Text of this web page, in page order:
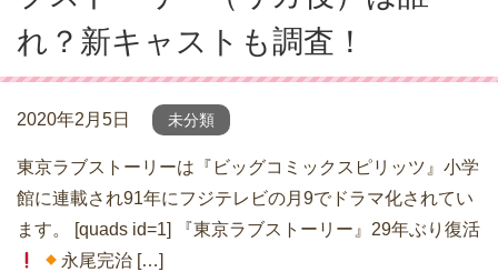
れ？新キャストも調査！
2020年2月5日 未分類
東京ラブストーリーは『ビッグコミックスピリッツ』小学
館に連載され91年にフジテレビの月9でドラマ化されてい
ます。 [quads id=1] 『東京ラブストーリー』29年ぶり復活
永尾完治 […]